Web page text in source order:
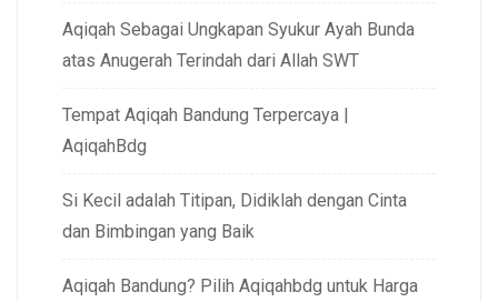
Aqiqah Sebagai Ungkapan Syukur Ayah Bunda
atas Anugerah Terindah dari Allah SWT
Tempat Aqiqah Bandung Terpercaya |
AqiqahBdg
Si Kecil adalah Titipan, Didiklah dengan Cinta
dan Bimbingan yang Baik
Aqiqah Bandung? Pilih Aqiqahbdg untuk Harga